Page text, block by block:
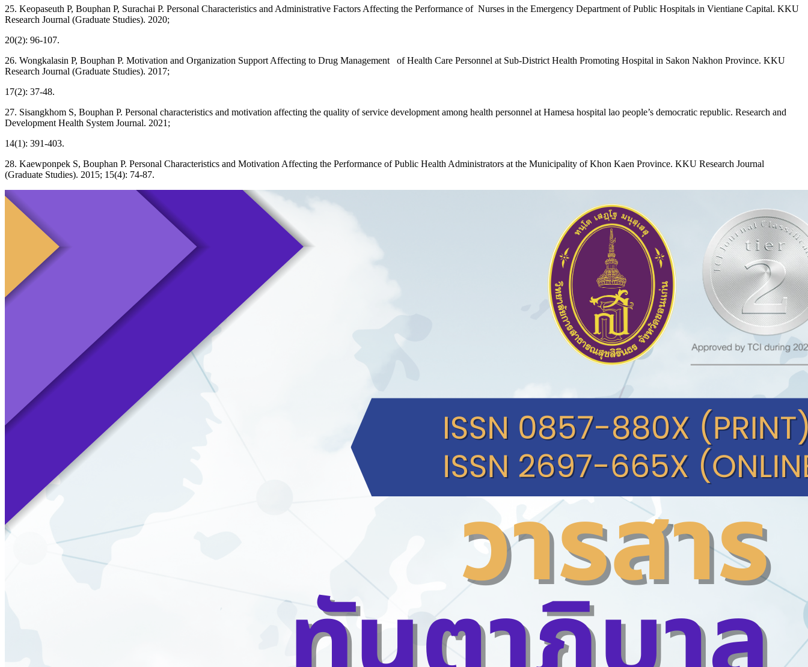
25. Keopaseuth P, Bouphan P, Surachai P. Personal Characteristics and Administrative Factors Affecting the Performance of Nurses in the Emergency Department of Public Hospitals in Vientiane Capital. KKU
Research Journal (Graduate Studies). 2020;
20(2): 96-107.
26. Wongkalasin P, Bouphan P. Motivation and Organization Support Affecting to Drug Management of Health Care Personnel at Sub-District Health Promoting Hospital in Sakon Nakhon Province. KKU
Research Journal (Graduate Studies). 2017;
17(2): 37-48.
27. Sisangkhom S, Bouphan P. Personal characteristics and motivation affecting the quality of service development among health personnel at Hamesa hospital lao people’s democratic republic. Research and
Development Health System Journal. 2021;
14(1): 391-403.
28. Kaewponpek S, Bouphan P. Personal Characteristics and Motivation Affecting the Performance of Public Health Administrators at the Municipality of Khon Kaen Province. KKU Research Journal
(Graduate Studies). 2015; 15(4): 74-87.